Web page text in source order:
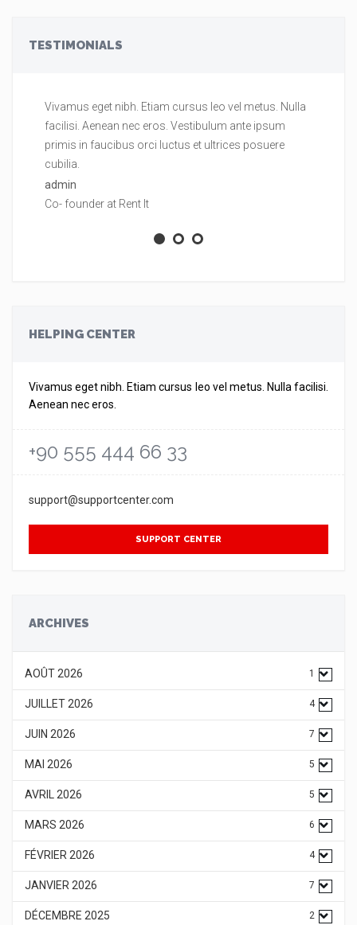
TESTIMONIALS
Vivamus eget nibh. Etiam cursus leo vel metus. Nulla
facilisi. Aenean nec eros. Vestibulum ante ipsum
primis in faucibus orci luctus et ultrices posuere
cubilia.
admin
Co- founder at Rent It
HELPING CENTER
Vivamus eget nibh. Etiam cursus leo vel metus. Nulla facilisi.
Aenean nec eros.
+90 555 444 66 33
support@supportcenter.com
SUPPORT CENTER
ARCHIVES
AOÛT 2026 1
JUILLET 2026 4
JUIN 2026 7
MAI 2026 5
AVRIL 2026 5
MARS 2026 6
FÉVRIER 2026 4
JANVIER 2026 7
DÉCEMBRE 2025 2